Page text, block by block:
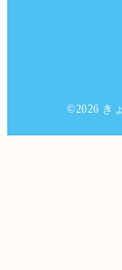
©2026 き